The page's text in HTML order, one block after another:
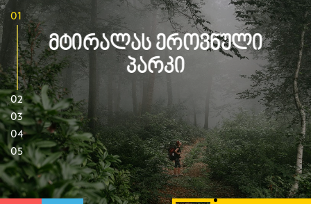
01
02
03
04
05
Მტირალას Ეროვნული
Პარკი